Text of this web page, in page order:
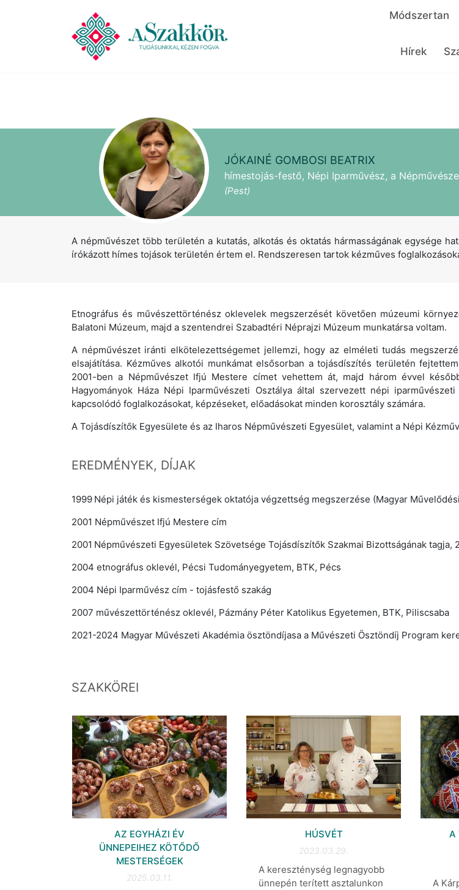
Módszertan
Hírek
JÓKAINÉ GOMBOSI BEATRIX
hímestojás-festő, Népi Iparművész, a
(Pest)
A népművészet több területén a kutatás, alkotás és oktatás hármasságának egysége
írókázott hímes tojások területén értem el. Rendszeresen tartok kézműves
Etnográfus és művészettörténész oklevelek megszerzését követően múzeumi
Balatoni Múzeum, majd a szentendrei Szabadtéri Néprajzi Múzeum munkatársa voltam.
A népművészet iránti elkötelezettségemet jellemzi, hogy az elméleti tudás
elsajátítása. Kézműves alkotói munkámat elsősorban a tojásdíszítés területén
2001-ben a Népművészet Ifjú Mestere címet vehettem át, majd három évvel
Hagyományok Háza Népi Iparművészeti Osztálya által szervezett népi
kapcsolódó foglalkozásokat, képzéseket, előadásokat minden korosztály számára.
A Tojásdíszítők Egyesülete és az Iharos Népművészeti Egyesület, valamint a Népi
EREDMÉNYEK, DÍJAK
1999 Népi játék és kismesterségek oktatója végzettség megszerzése (Magyar
2001 Népművészet Ifjú Mestere cím
2001 Népművészeti Egyesületek Szövetsége Tojásdíszítők Szakmai Bizottságának tagja,
2004 etnográfus oklevél, Pécsi Tudományegyetem, BTK, Pécs
2004 Népi Iparművész cím - tojásfestő szakág
2007 művészettörténész oklevél, Pázmány Péter Katolikus Egyetemen, BTK, Piliscsaba
2021-2024 Magyar Művészeti Akadémia ösztöndíjasa a Művészeti Ösztöndíj Program
SZAKKÖREI
AZ EGYHÁZI ÉV
ÜNNEPEIHEZ KÖTŐDŐ
MESTERSÉGEK
2025.03.11.
HÚSVÉT
2023.03.29.
A kereszténység legnagyobb
ünnepén terített asztalunkon
A
A